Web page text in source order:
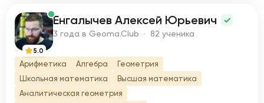
Е
5.0
Енгалычев Алексей Юрьевич
3 года в Geoma.Club · 82 ученика
Арифметика Алгебра
Геометрия
Школьная математика
Высшая математика
Аналитическая геометрия